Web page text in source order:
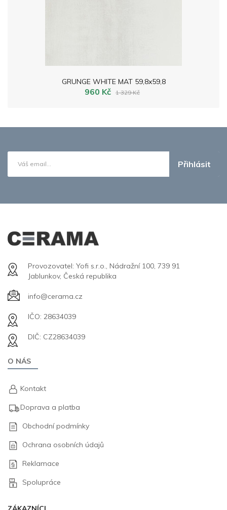
GRUNGE WHITE MAT 59,8x59,8
960 Kč 1 329 Kč
Přihlásit
Provozovatel: Yofi s.r.o., Nádražní 100, 739 91
Jablunkov, Česká republika
info@cerama.cz
IČO: 28634039
DIČ: CZ28634039
O NÁS
Kontakt
Doprava a platba
Obchodní podmínky
Ochrana osobních údajů
Reklamace
Spolupráce